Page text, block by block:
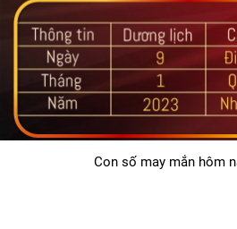
Con số may mắn hôm